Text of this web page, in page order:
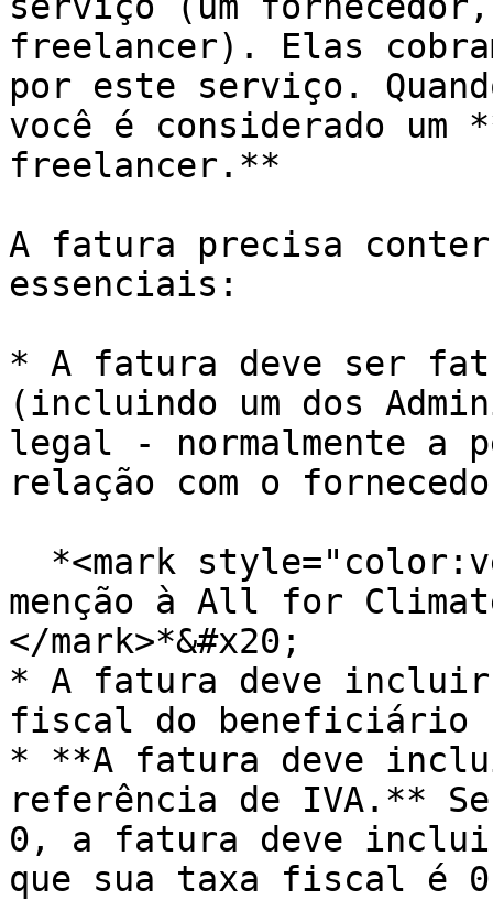
freelancer). Elas
por este serviço.
você é considerado um
freelancer.**
A fatura precisa
essenciais:
* A fatura deve ser
(incluindo um dos
legal - normalmente a
relação com o
menção à All for
</mark>*&#x20;
* A fatura deve incluir
fiscal do beneficiário
* **A fatura deve
referência de IVA.**
0, a fatura deve
que sua taxa fiscal é